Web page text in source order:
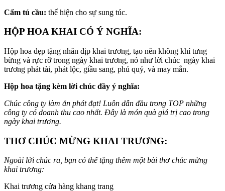
Cẩm tú cầu: thể hiện cho sự sung túc.
HỘP HOA KHAI CÓ Ý NGHĨA:
Hộp hoa đẹp tặng nhân dịp khai trương, tạo nên không khí tưng
bừng và rực rỡ trong ngày khai trương, nó như lời chúc ngày khai
trương phát tài, phát lộc, giầu sang, phú quý, và may mắn.
Hộp hoa tặng kèm lời chúc đầy ý nghĩa:
Chúc công ty làm ăn phát đạt! Luôn dẫn đầu trong TOP những
công ty có doanh thu cao nhất. Đây là món quà giá trị cao trong
ngày khai trương.
THƠ CHÚC MỪNG KHAI TRƯƠNG:
Ngoài lời chúc ra, bạn có thể tặng thêm một bài thơ chúc mừng
khai trương:
Khai trương cửa hàng khang trang